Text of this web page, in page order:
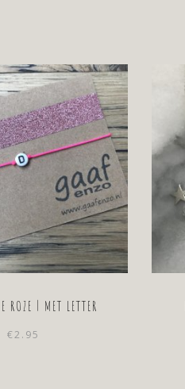
ROZE | MET LETTER
€2.95